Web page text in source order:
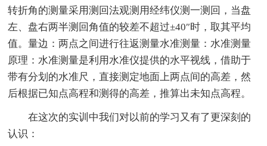
转折角的测量采用测回法观测用经纬仪测一测回，当盘
左、盘右两半测回角值的较差不超过±40″时，取其平均
值。量边：两点之间进行往返测量水准测量：水准测量
原理：水准测量是利用水准仪提供的水平视线，借助于
带有分划的水准尺，直接测定地面上两点间的高差，然
后根据已知点高程和测得的高差，推算出未知点高程。
在这次的实训中我们对以前的学习又有了更深刻的
认识：